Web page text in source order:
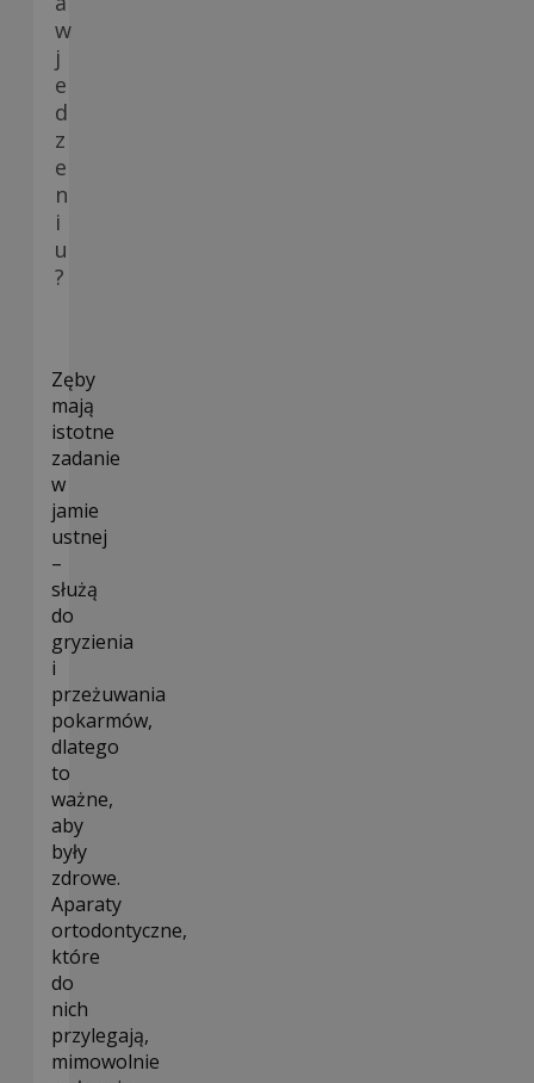
w
j
e
d
z
e
n
i
u
?
Zęby
mają
istotne
zadanie
w
jamie
ustnej
–
służą
do
gryzienia
i
przeżuwania
pokarmów,
dlatego
to
ważne,
aby
były
zdrowe.
Aparaty
ortodontyczne,
które
do
nich
przylegają,
mimowolnie